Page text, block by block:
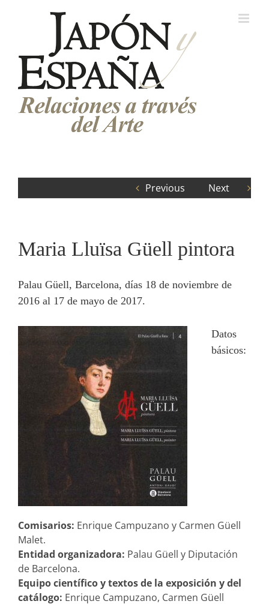
Previous Next
Maria Lluïsa Güell pintora
Palau Güell, Barcelona, días 18 de noviembre de
2016 al 17 de mayo de 2017.
Datos
básicos:
Comisarios: Enrique Campuzano y Carmen Güell
Malet.
Entidad organizadora: Palau Güell y Diputación
de Barcelona.
Equipo científico y textos de la exposición y del
catálogo: Enrique Campuzano, Carmen Güell